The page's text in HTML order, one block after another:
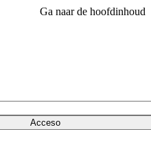
Ga naar de hoofdinhoud
Acceso